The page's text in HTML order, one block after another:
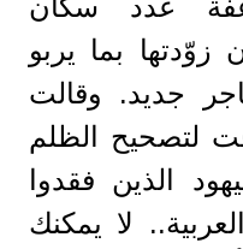
عدد سكان
زوّدتها بما يربو
جديد. وقالت
لتصحيح الظلم
الذين فقدوا
لا يمكنك